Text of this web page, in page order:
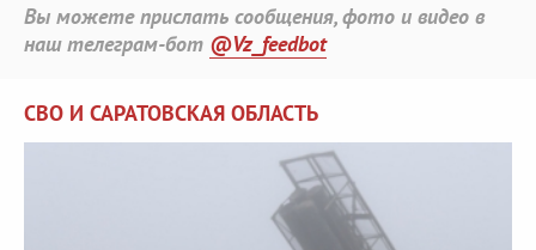
Вы можете прислать сообщения, фото и видео в
наш телеграм-бот @Vz_feedbot
СВО И САРАТОВСКАЯ ОБЛАСТЬ